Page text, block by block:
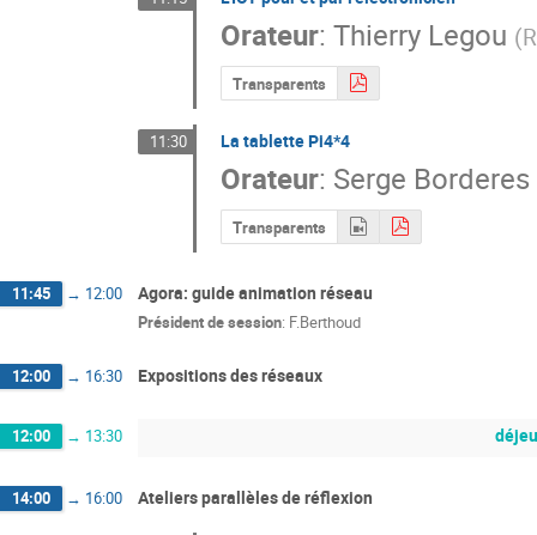
Orateur: Thierry Legou (
Transparents
11:30 La tablette Pi4*4
Orateur: Serge Borderes
Transparents
11:45 → 12:00 Agora: guide animation réseau
Président de session: F.Berthoud
12:00 → 16:30 Expositions des réseaux
12:00 → 13:30
14:00 → 16:00 Ateliers parallèles de réflexion